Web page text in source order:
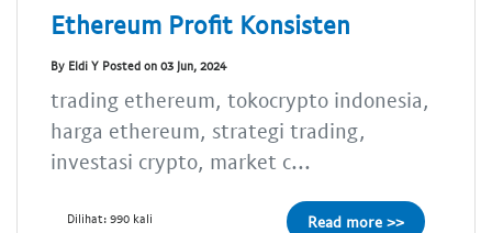
Ethereum Profit Konsisten
By Eldi Y Posted on 03 Jun, 2024
trading ethereum, tokocrypto indonesia,
harga ethereum, strategi trading,
investasi crypto, market c...
Dilihat: 990 kali Read more >>